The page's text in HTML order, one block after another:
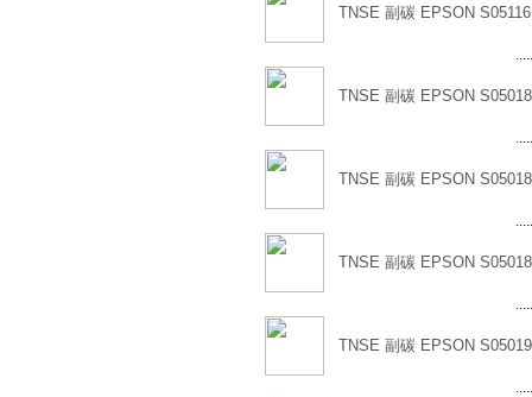
TNSE 副碳 EPSON
TNSE 副碳 EPSON
TNSE 副碳 EPSON
TNSE 副碳 EPSON
TNSE 副碳 EPSON